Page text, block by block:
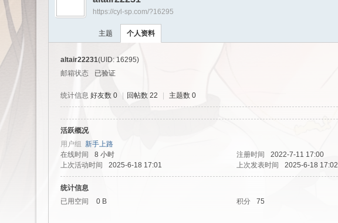
https://cyl-sp.com/?16295
主题 个人资料
altair22231(UID: 16295)
邮箱状态
已验证
统计信息 好友数 0 回帖数 22 主题数 0
活跃概况
用户组 新手上路
在线时间
8 小时 注册时间 2022-7-11 17:00
上次活动时间
2025-6-18 17:01 上次发表时间 2025-6-18 17:02
统计信息
已用空间
0 B 积分 75